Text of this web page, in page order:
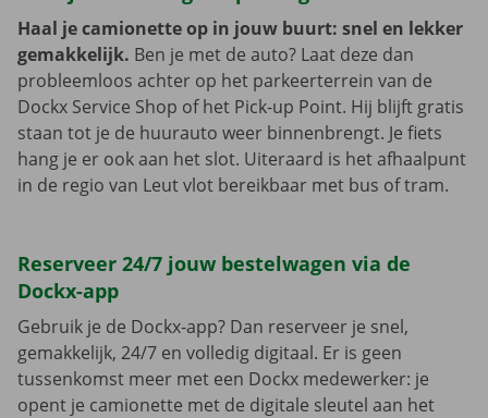
Haal je camionette op in jouw buurt: snel en lekker
gemakkelijk. Ben je met de auto? Laat deze dan
probleemloos achter op het parkeerterrein van de
Dockx Service Shop of het Pick-up Point. Hij blijft gratis
staan tot je de huurauto weer binnenbrengt. Je fiets
hang je er ook aan het slot. Uiteraard is het afhaalpunt
in de regio van Leut vlot bereikbaar met bus of tram.
Reserveer 24/7 jouw bestelwagen via de
Dockx-app
Gebruik je de Dockx-app? Dan reserveer je snel,
gemakkelijk, 24/7 en volledig digitaal. Er is geen
tussenkomst meer met een Dockx medewerker: je
opent je camionette met de digitale sleutel aan het